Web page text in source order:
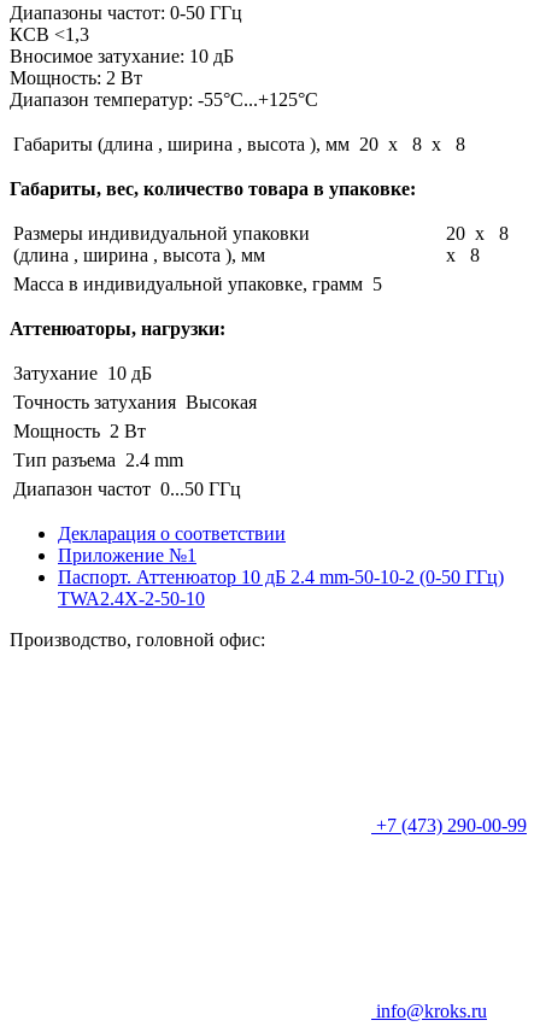
Диапазоны частот: 0-50 ГГц
КСВ <1,3
Вносимое затухание: 10 дБ
Мощность: 2 Вт
Диапазон температур: -55°C...+125°C
Габариты (длина , ширина , высота ), мм 20 x 8 x 8
Габариты, вес, количество товара в упаковке:
Размеры индивидуальной упаковки
(длина , ширина , высота ), мм
20 x 8
x 8
Масса в индивидуальной упаковке, грамм 5
Аттенюаторы, нагрузки:
Затухание 10 дБ
Точность затухания Высокая
Мощность 2 Вт
Тип разъема 2.4 mm
Диапазон частот 0...50 ГГц
Декларация о соответствии
Приложение №1
Паспорт. Аттенюатор 10 дБ 2.4 mm-50-10-2 (0-50 ГГц)
TWA2.4X-2-50-10
Производство, головной офис:
+7 (473) 290-00-99
info@kroks.ru